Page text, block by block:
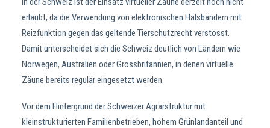
erlaubt, da die Verwendung von elektronischen Halsbändern mit
Reizfunktion gegen das geltende Tierschutzrecht verstösst.
Damit unterscheidet sich die Schweiz deutlich von Ländern wie
Norwegen, Australien oder Grossbritannien, in denen virtuelle
Zäune bereits regulär eingesetzt werden.
Vor dem Hintergrund der Schweizer Agrarstruktur mit
kleinstrukturierten Familienbetrieben, hohem Grünlandanteil und